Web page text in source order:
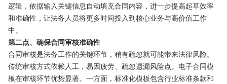
逻辑，依据输入关键信息自动填充合同内容，进一步提高起草效率
和准确性，让法务人员将更多时间投入到核心业务与高价值工作
中。​
第二点、确保合同审核准确性​
合同审核是法务工作的关键环节，稍有疏忽就可能带来法律风险。
传统审核方式依赖人工，易因疲劳、疏忽遗漏风险点。电子合同模
板在审核环节优势显著。一方面，标准化模板包含行业标准条款和